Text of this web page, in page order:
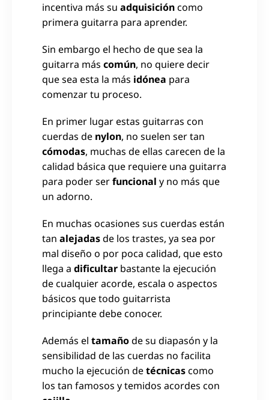
incentiva más su adquisicióncomo
primera guitarra para aprender.
Sin embargo el hecho de que sea la
guitarra más común, no quiere decir
que sea esta la más idónea para
comenzar tu proceso.
En primer lugar estas guitarras con
cuerdas de nylon, no suelen ser tan
cómodas, muchas de ellas carecen de la
calidad básica que requiere una guitarra
para poder serfuncional y no más que
un adorno.
En muchas ocasiones sus cuerdas están
tan alejadasde los trastes, ya sea por
mal diseño o por poca calidad, que esto
llega a dificultar bastante la ejecución
de cualquier acorde, escala o aspectos
básicos que todo guitarrista
principiante debe conocer.
Además el tamañode su diapasón y la
sensibilidad de las cuerdas no facilita
mucho la ejecución detécnicascomo
los tan famosos y temidos acordes con